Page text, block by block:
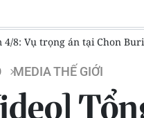
trọng án tại Chon Buri đe
MEDIA THẾ GIỚI